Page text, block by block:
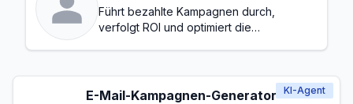
Führt bezahlte Kampagnen durch,
verfolgt ROI und optimiert die
KI-Agent
E-Mail-Kampagnen-Generator